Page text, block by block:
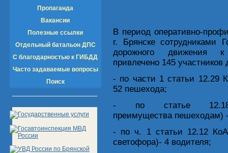
Пропаганда
Вакансии
Полезные ссылки
Отдельный батальон ДПС
С благодарностью к ГИБДД
Часто задаваемые вопросы
Поиск
В период оперативно-
г. Брянске сотрудниками
дорожного движения к
привлечено 145
- по части 1 статьи
52 пешехода;
- по статье 12.18
преимущества пешеходам)
- по ч. 1 статьи 12.12
светофора)- 4 водителя;